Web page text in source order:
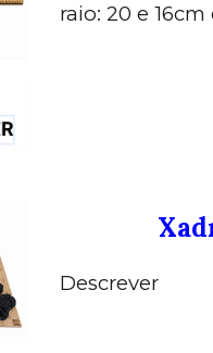
raio: 20 e 16cm
Descrever